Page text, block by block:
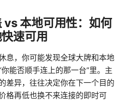
vs 本地可用性：如何
速可用
息，你可能发现全球大牌和本地
能否顺手连上的那一台”里。主
差异，往往决定你在下一个目的
格再低也换不来连接的即时可